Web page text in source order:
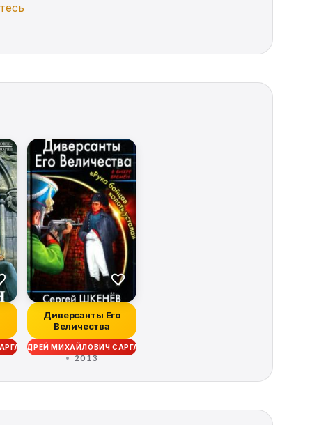
Диверсанты Его
Величества
АНДРЕЙ МИХАЙЛОВИЧ САРГАЕВ
2013